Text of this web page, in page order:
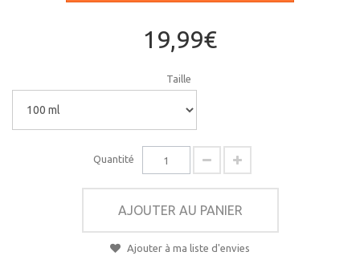
19,99€
Taille
Quantité
AJOUTER AU PANIER
Ajouter à ma liste d'envies